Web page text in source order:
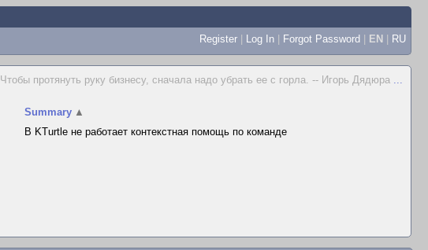
Register | Log In | Forgot Password | EN | RU
Чтобы протянуть руку бизнесу, сначала надо убрать ее с горла. -- Игорь Дядюра ...
Summary ▲
В KTurtle не работает контекстная помощь по команде